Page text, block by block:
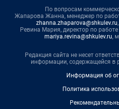
По вопросам
Жапарова Жанна, менеджер по
zhanna.zhaparova@shkulev.ru
Ревина Мария, директор по
mariya.revina@shkulev.ru,
Редакция сайта не несет
информации, содержащейся в
Информация об
Политика